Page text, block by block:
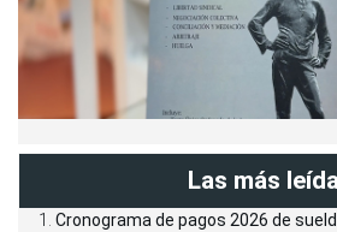
Las más
Cronograma de pagos 2026 de